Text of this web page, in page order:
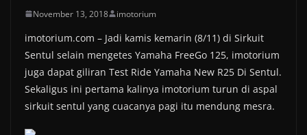
November 13, 2018 imotorium
imotorium.com – Jadi kamis kemarin (8/11) di Sirkuit
Sentul selain mengetes Yamaha FreeGo 125, imotorium
juga dapat giliran Test Ride Yamaha New R25 Di Sentul.
Sekaligus ini pertama kalinya imotorium turun di aspal
sirkuit sentul yang cuacanya pagi itu mendung mesra.